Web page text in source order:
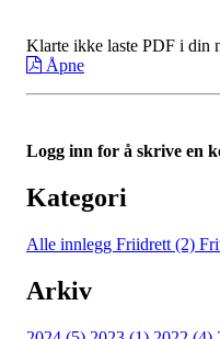
Klarte ikke laste PDF i din
Åpne
Logg inn for å skrive en
Kategori
Alle innlegg Friidrett (2)
Arkiv